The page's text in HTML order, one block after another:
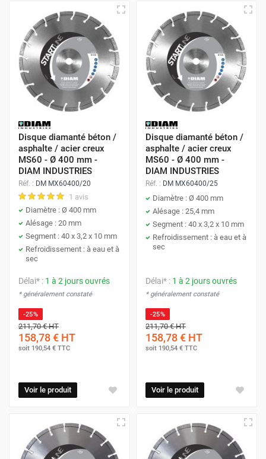
Disque diamanté béton /
asphalte / acier creux
MS60 - Ø 400 mm -
DIAM INDUSTRIES
Réf. : DM MX60400/20
1 avis
Diamètre : Ø 400 mm
Alésage : 20 mm
Segment : 40 x 3,2 x 10 mm
Refroidissement : à eau et à
sec
Délai* : 1 à 2 jours ouvrés
* généralement constaté
-25%
211,70 €HT
158,78 € HT
soit 190,54 € TTC
Voir le produit
Disque diamanté béton /
asphalte / acier creux
MS60 - Ø 400 mm -
DIAM INDUSTRIES
Réf. : DM MX60400/25
Diamètre : Ø 400 mm
Alésage : 25,4 mm
Segment : 40 x 3,2 x 10 mm
Refroidissement : à eau et à
sec
Délai* : 1 à 2 jours ouvrés
* généralement constaté
-25%
211,70 €HT
158,78 € HT
soit 190,54 € TTC
Voir le produit